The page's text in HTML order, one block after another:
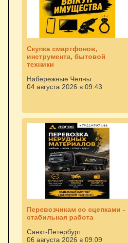
Скупка смартфонов,
инструмента, бытовой
техники
Набережные Челны
04 августа 2026 в 09:43
Перевозчикам со сцепками -
стабильная работа
Санкт-Петербург
06 августа 2026 в 09:09